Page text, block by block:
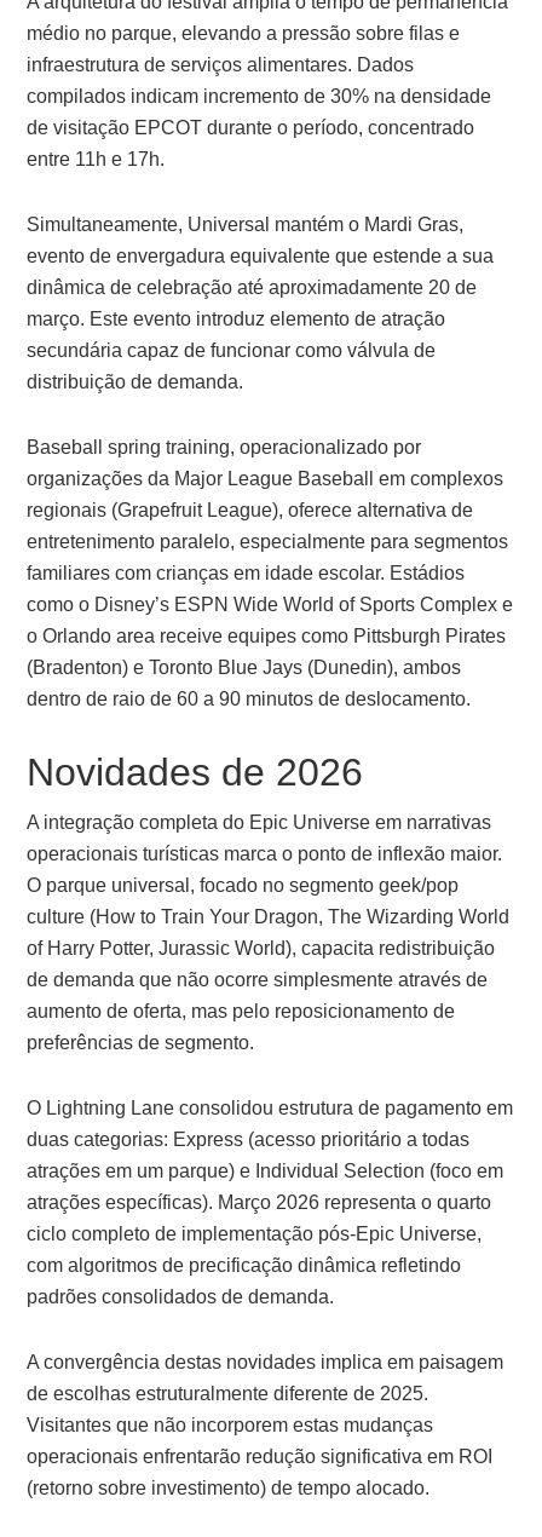
médio no parque, elevando a pressão sobre filas e
infraestrutura de serviços alimentares. Dados
compilados indicam incremento de 30% na densidade
de visitação EPCOT durante o período, concentrado
entre 11h e 17h.
Simultaneamente, Universal mantém o Mardi Gras,
evento de envergadura equivalente que estende a sua
dinâmica de celebração até aproximadamente 20 de
março. Este evento introduz elemento de atração
secundária capaz de funcionar como válvula de
distribuição de demanda.
Baseball spring training, operacionalizado por
organizações da Major League Baseball em complexos
regionais (Grapefruit League), oferece alternativa de
entretenimento paralelo, especialmente para segmentos
familiares com crianças em idade escolar. Estádios
como o Disney’s ESPN Wide World of Sports Complex e
o Orlando area receive equipes como Pittsburgh Pirates
(Bradenton) e Toronto Blue Jays (Dunedin), ambos
dentro de raio de 60 a 90 minutos de deslocamento.
Novidades de 2026
A integração completa do Epic Universe em narrativas
operacionais turísticas marca o ponto de inflexão maior.
O parque universal, focado no segmento geek/pop
culture (How to Train Your Dragon, The Wizarding World
of Harry Potter, Jurassic World), capacita redistribuição
de demanda que não ocorre simplesmente através de
aumento de oferta, mas pelo reposicionamento de
preferências de segmento.
O Lightning Lane consolidou estrutura de pagamento em
duas categorias: Express (acesso prioritário a todas
atrações em um parque) e Individual Selection (foco em
atrações específicas). Março 2026 representa o quarto
ciclo completo de implementação pós-Epic Universe,
com algoritmos de precificação dinâmica refletindo
padrões consolidados de demanda.
A convergência destas novidades implica em paisagem
de escolhas estruturalmente diferente de 2025.
Visitantes que não incorporem estas mudanças
operacionais enfrentarão redução significativa em ROI
(retorno sobre investimento) de tempo alocado.